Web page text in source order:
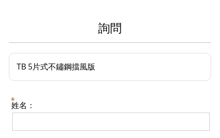
詢問
TB 5片式不鏽鋼擋風版
姓名：